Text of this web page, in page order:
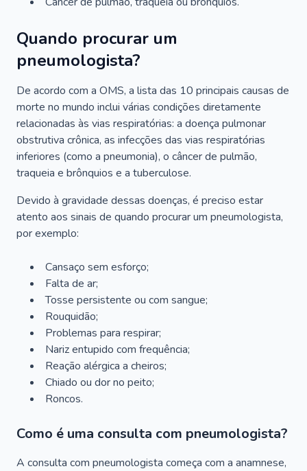
Quando procurar um
pneumologista?
De acordo com a OMS, a lista das 10 principais causas de
morte no mundo inclui várias condições diretamente
relacionadas às vias respiratórias: a doença pulmonar
obstrutiva crônica, as infecções das vias respiratórias
inferiores (como a pneumonia), o câncer de pulmão,
traqueia e brônquios e a tuberculose.
Devido à gravidade dessas doenças, é preciso estar
atento aos sinais de quando procurar um pneumologista,
por exemplo:
Cansaço sem esforço;
Falta de ar;
Tosse persistente ou com sangue;
Rouquidão;
Problemas para respirar;
Nariz entupido com frequência;
Reação alérgica a cheiros;
Chiado ou dor no peito;
Roncos.
Como é uma consulta com pneumologista?
A consulta com pneumologista começa com a anamnese,